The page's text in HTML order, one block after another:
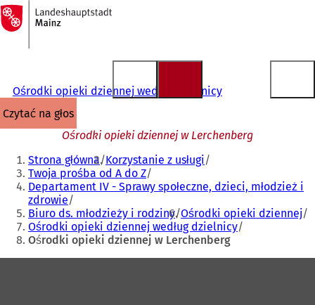
Przejdź do treści
Do
strony
głównej
Ośrodki opieki dziennej według dzielnicy
czytać na głos
Ośrodki opieki dziennej w Lerchenberg
Jesteś
tutaj:
Strona główna Korzystanie z usługi
Twoja prośba od A do Z
Departament IV - Sprawy społeczne, dzieci, młodzież i
zdrowie
Biuro ds. młodzieży i rodziny Ośrodki opieki dziennej
Ośrodki opieki dziennej według dzielnicy
Ośrodki opieki dziennej w Lerchenberg